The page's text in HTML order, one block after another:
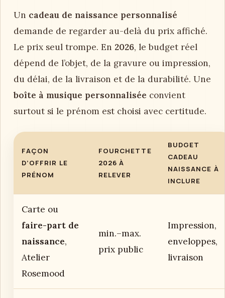
Un cadeau de naissance personnalisé
demande de regarder au-delà du prix affiché.
Le prix seul trompe. En 2026, le budget réel
dépend de l’objet, de la gravure ou impression,
du délai, de la livraison et de la durabilité. Une
boîte à musique personnalisée convient
surtout si le prénom est choisi avec certitude.
FAÇON
D’OFFRIR LE
PRÉNOM
FOURCHETTE
2026 À
RELEVER
BUDGET
CADEAU
NAISSANCE À
INCLURE
Carte ou
faire-part de
naissance,
Atelier
Rosemood
min.–max.
prix public
Impression,
enveloppes,
livraison